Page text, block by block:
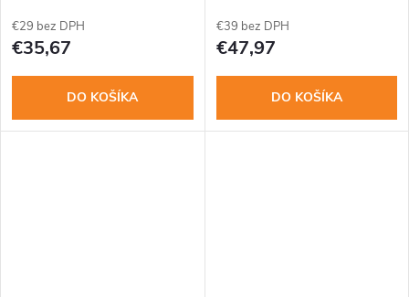
€29 bez DPH
€35,67
DO KOŠÍKA
€39 bez DPH
€47,97
DO KOŠÍKA